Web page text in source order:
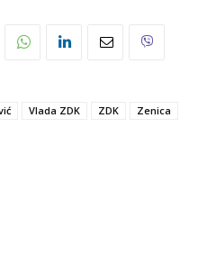
Vlada ZDK ZDK Zenica